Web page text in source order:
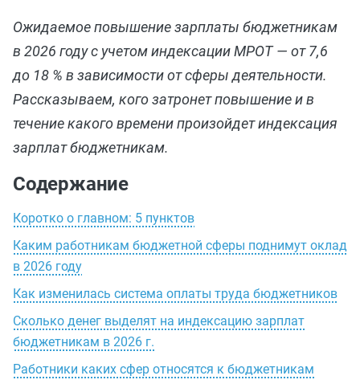
Ожидаемое повышение зарплаты бюджетникам
в 2026 году с учетом индексации МРОТ — от 7,6
до 18 % в зависимости от сферы деятельности.
Рассказываем, кого затронет повышение и в
течение какого времени произойдет индексация
зарплат бюджетникам.
Содержание
Коротко о главном: 5 пунктов
Каким работникам бюджетной сферы поднимут оклад
в 2026 году
Как изменилась система оплаты труда бюджетников
Сколько денег выделят на индексацию зарплат
бюджетникам в 2026 г.
Работники каких сфер относятся к бюджетникам